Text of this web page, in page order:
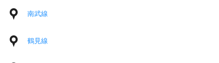
南武線
鶴見線